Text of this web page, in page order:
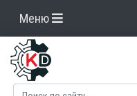
Меню